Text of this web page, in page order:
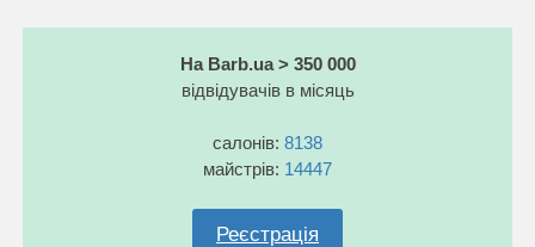
На Barb.ua > 350 000
відвідувачів в місяць
салонів: 8138
майстрів: 14447
Реєстрація